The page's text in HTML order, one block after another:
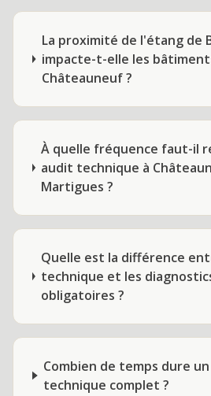
La proximité de l'étang de
impacte-t-elle les
Châteauneuf ?
À quelle fréquence faut-il
audit technique à
Martigues ?
Quelle est la différence
technique et les
obligatoires ?
Combien de temps dure
technique complet ?